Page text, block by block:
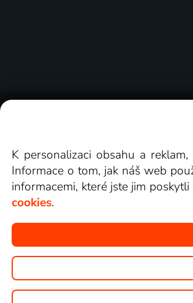
K personalizaci obsahu a
Informace o tom, jak náš web
informacemi, které jste jim
cookies.